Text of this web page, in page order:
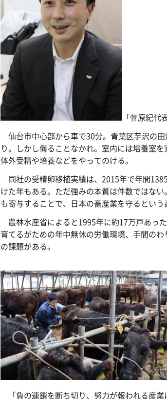
「菅原紀代
仙台市中心部から車で30分。青葉区芋沢の
り。しかし侮ることなかれ。室内には培養室
体外受精や培養などをやってのける。
同社の受精卵移植実績は、2015年で年間
けた年もある。ただ強みの本質は件数ではな
も寄与することで、日本の畜産業を守るとい
農林水産省によると1995年に約17万戸あっ
育てるがための年中無休の労働環境、手間の
の課題がある。
「負の連鎖を断ち切り、努力が報われる産